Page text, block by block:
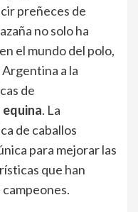
preñeces de
no solo ha
el mundo del polo,
a la
de
. La
de caballos
para mejorar las
que han